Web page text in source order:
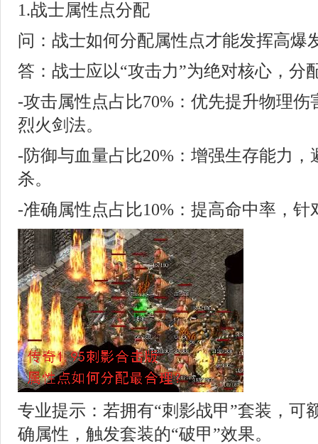
1.战士属性点分配
问：战士如何分配属性点才能发挥高爆
答：战士应以“攻击力”为绝对核心，分
-攻击属性点占比70%：优先提升物理
烈火剑法。
-防御与血量占比20%：增强生存能力，
杀。
-准确属性点占比10%：提高命中率，针
专业提示：若拥有“刺影战甲”套装，可
确属性，触发套装的“破甲”效果。